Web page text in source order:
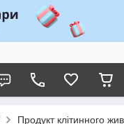
Продукт клітинного